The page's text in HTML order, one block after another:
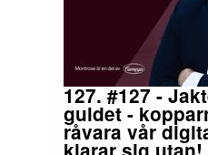
127. #127 -
guldet -
råvara vår
klarar sig utan!